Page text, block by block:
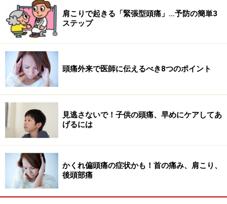
切な医療機関での受診をおすすめいたします。記事内容は執筆者
個人の見解によるものであり、全ての方への有効性を保証するも
のではありません。当サイトで提供する情報に基づいて被ったい
かなる損害についても、当社、各ガイド、その他当社と契約した
免責事項
肩こりで起きる「緊張型頭痛」…予防の簡単3
ステップ
頭痛外来で医師に伝えるべき8つのポイント
見逃さないで！子供の頭痛、早めにケアしてあ
げるには
かくれ偏頭痛の症状かも！首の痛み、肩こり、
後頭部痛